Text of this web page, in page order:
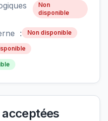
Non
disponible
: Non disponible